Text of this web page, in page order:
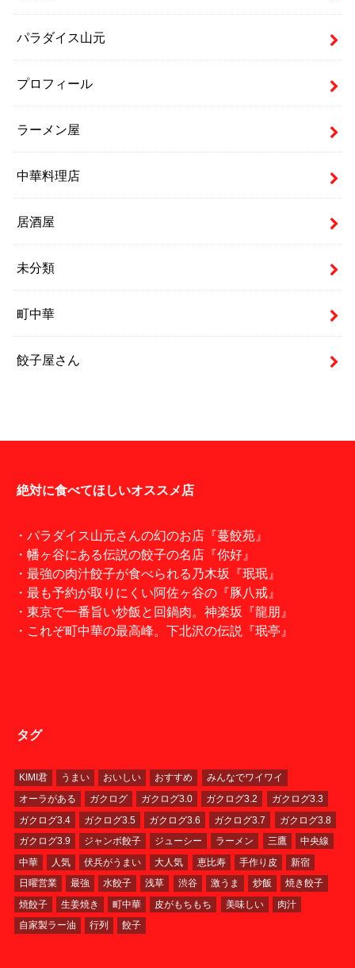
パラダイス山元
プロフィール
ラーメン屋
中華料理店
居酒屋
未分類
町中華
餃子屋さん
絶対に食べてほしいオススメ店
・パラダイス山元さんの幻のお店『蔓餃苑』
・幡ヶ谷にある伝説の餃子の名店『你好』
・最強の肉汁餃子が食べられる乃木坂『珉珉』
・最も予約が取りにくい阿佐ヶ谷の『豚八戒』
・東京で一番旨い炒飯と回鍋肉。神楽坂『龍朋』
・これぞ町中華の最高峰。下北沢の伝説『珉亭』
タグ
KIMI君 うまい おいしい おすすめ
みんなでワイワイ
オーラがある
ガクログ ガクログ3.0 ガクログ3.2
ガクログ3.3
ガクログ3.4
ガクログ3.5 ガクログ3.6 ガクログ3.7
ガクログ3.8
ガクログ3.9
ジャンボ餃子 ジューシー ラーメン 三鷹
中央線
中華
人気 伏兵がうまい 大人気 恵比寿 手作り皮
新宿
日曜営業
最強 水餃子 浅草 渋谷 激うま 炒飯
焼き餃子
焼餃子
生姜焼き 町中華 皮がもちもち 美味しい
肉汁
自家製ラー油
行列 餃子